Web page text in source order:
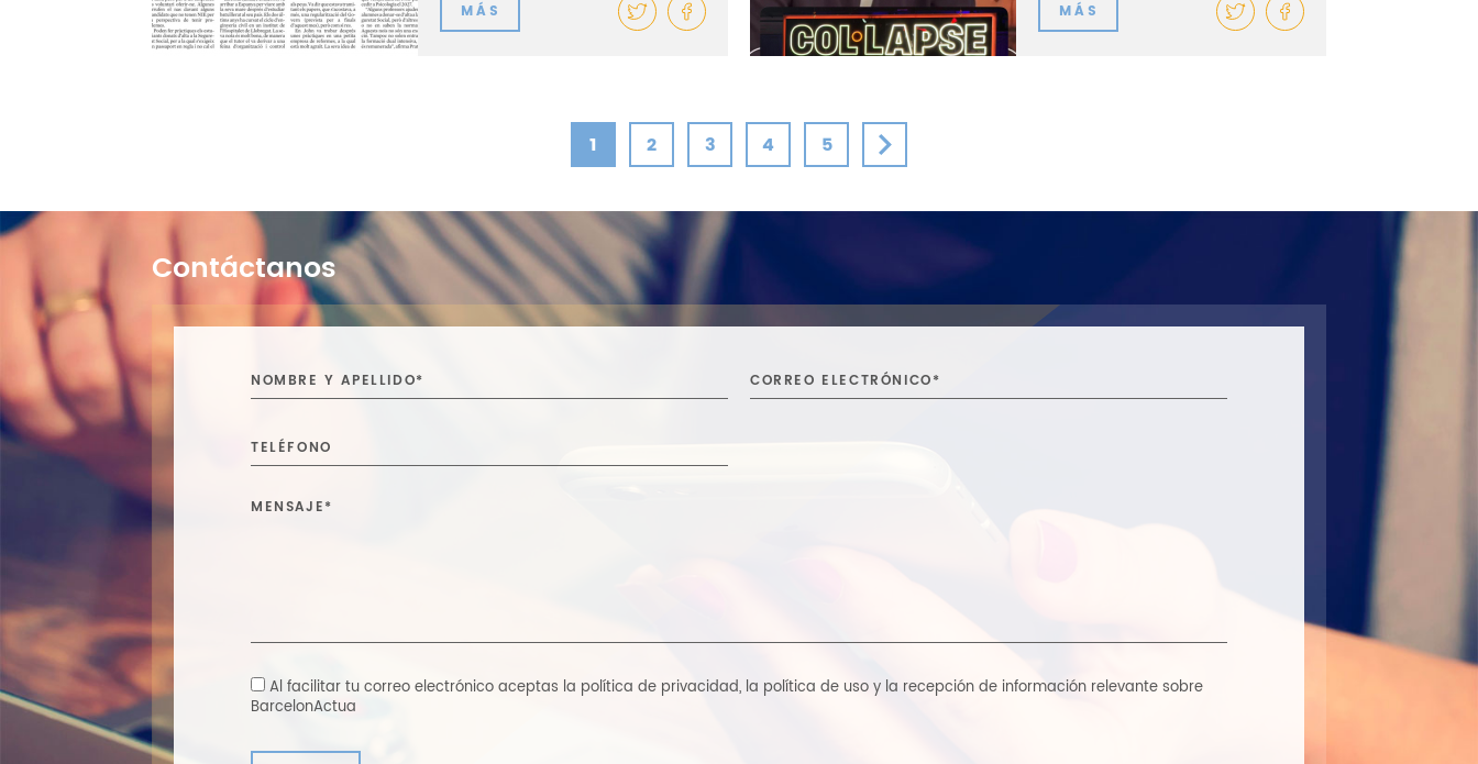
MÁS MÁS
1 2 3 4 5
Contáctanos
Al facilitar tu correo electrónico aceptas la política de privacidad, la política de uso y la recepción de información relevante sobre
BarcelonActua